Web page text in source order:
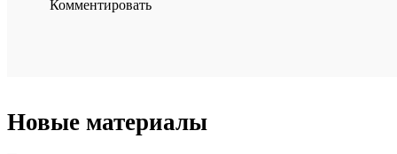
Комментировать
Новые материалы